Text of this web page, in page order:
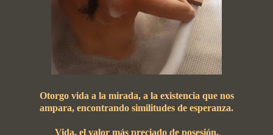
Otorgo vida a la mirada, a la existencia que nos
ampara, encontrando similitudes de esperanza.
Vida, el valor más preciado de posesión,